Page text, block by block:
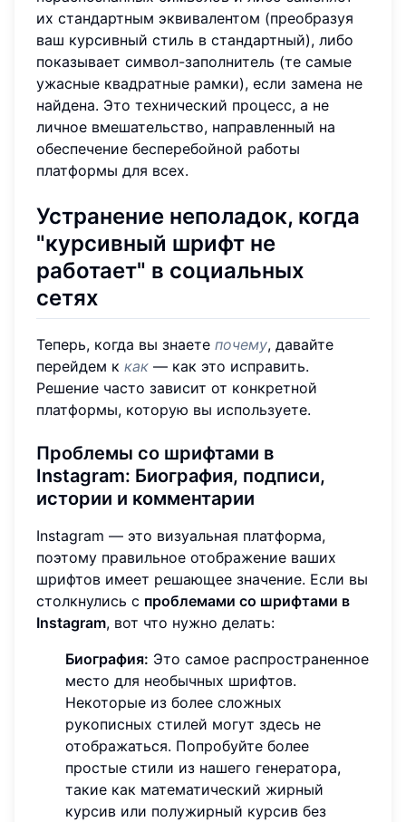
их стандартным эквивалентом (преобразуя
ваш курсивный стиль в стандартный), либо
показывает символ-заполнитель (те самые
ужасные квадратные рамки), если замена не
найдена. Это технический процесс, а не
личное вмешательство, направленный на
обеспечение бесперебойной работы
платформы для всех.
Устранение неполадок, когда
"курсивный шрифт не
работает" в социальных
сетях
Теперь, когда вы знаете почему, давайте
перейдем к как — как это исправить.
Решение часто зависит от конкретной
платформы, которую вы используете.
Проблемы со шрифтами в
Instagram: Биография, подписи,
истории и комментарии
Instagram — это визуальная платформа,
поэтому правильное отображение ваших
шрифтов имеет решающее значение. Если вы
столкнулись с проблемами со шрифтами в
Instagram, вот что нужно делать:
Биография: Это самое распространенное
место для необычных шрифтов.
Некоторые из более сложных
рукописных стилей могут здесь не
отображаться. Попробуйте более
простые стили из нашего генератора,
такие как математический жирный
курсив или полужирный курсив без